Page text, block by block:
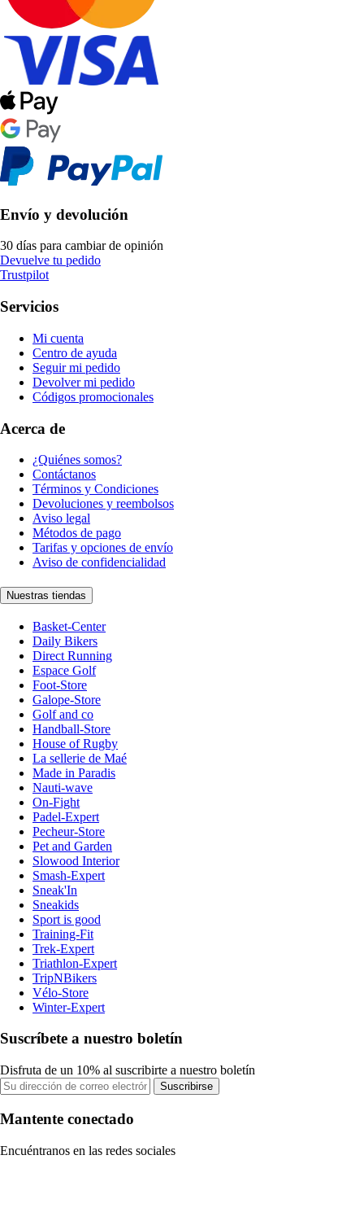
Envío y devolución
30 días para cambiar de opinión
Devuelve tu pedido
Trustpilot
Servicios
Mi cuenta
Centro de ayuda
Seguir mi pedido
Devolver mi pedido
Códigos promocionales
Acerca de
¿Quiénes somos?
Contáctanos
Términos y Condiciones
Devoluciones y reembolsos
Aviso legal
Métodos de pago
Tarifas y opciones de envío
Aviso de confidencialidad
Nuestras tiendas
Basket-Center
Daily Bikers
Direct Running
Espace Golf
Foot-Store
Galope-Store
Golf and co
Handball-Store
House of Rugby
La sellerie de Maé
Made in Paradis
Nauti-wave
On-Fight
Padel-Expert
Pecheur-Store
Pet and Garden
Slowood Interior
Smash-Expert
Sneak'In
Sneakids
Sport is good
Training-Fit
Trek-Expert
Triathlon-Expert
TripNBikers
Vélo-Store
Winter-Expert
Suscríbete a nuestro boletín
Disfruta de un 10% al suscribirte a nuestro boletín
Suscribirse
Mantente conectado
Encuéntranos en las redes sociales